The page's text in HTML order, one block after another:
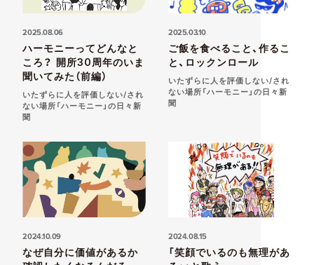
2025.08.06
ハーモニーってどんなと
ころ？ 開所30周年のいま
聞いてみた（前編）
いたずらに人を評価しない/され
ない場所「ハーモニー」の日々新
聞
2025.03.10
ご飯を食べること、作るこ
と、ロックンロール
いたずらに人を評価しない/され
ない場所「ハーモニー」の日々新
聞
2024.10.09
なぜ自分に価値があるか
2024.08.15
「笑顔でいるのも無理があ